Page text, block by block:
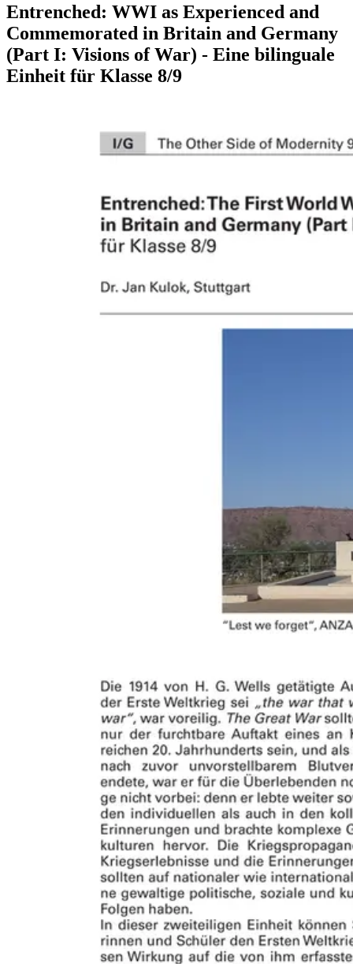
Entrenched: WWI as Experienced and
Commemorated in Britain and Germany
(Part I: Visions of War) - Eine bilinguale
Einheit für Klasse 8/9